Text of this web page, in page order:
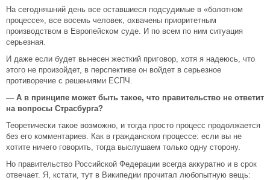
На сегодняшний день все оставшиеся подсудимые в «болотном
процессе», все восемь человек, охвачены приоритетным
производством в Европейском суде. И по всем по ним ситуация
серьезная.
И даже если будет вынесен жесткий приговор, хотя я надеюсь, что
этого не произойдет, в перспективе он войдет в серьезное
противоречие с решениями ЕСПЧ.
— А в принципе может быть такое, что правительство не ответит
на вопросы Страсбурга?
Теоретически такое возможно, и тогда просто процесс продолжается
без его комментариев. Как в гражданском процессе: если вы не
хотите ничего говорить, тогда выслушаем только одну сторону.
Но правительство Российской Федерации всегда аккуратно и в срок
отвечает. Я, кстати, тут в Википедии прочитал любопытную вещь: